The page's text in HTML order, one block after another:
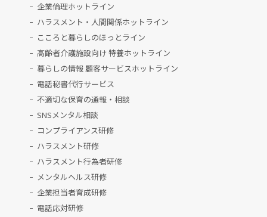
企業倫理ホットライン
ハラスメント・人間関係ホットライン
こころと暮らしのほっとライン
高齢者介護施設向け 特養ホットライン
暮らしの情報 顧客サービスホットライン
電話秘書代行サービス
不適切な保育の通報・相談
SNSメンタル相談
コンプライアンス研修
ハラスメント研修
ハラスメント行為者研修
メンタルヘルス研修
企業担当者育成研修
電話応対研修